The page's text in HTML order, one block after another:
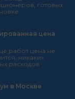
готовых
цена
работ цена не
никаких
расходов
в Москве